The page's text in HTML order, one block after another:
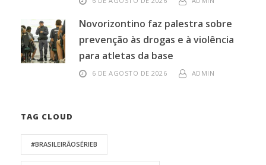
Novorizontino faz palestra sobre
prevenção às drogas e à violência
para atletas da base
6 DE AGOSTO DE 2026 ADMIN
TAG CLOUD
#BRASILEIRÃOSÉRIEB